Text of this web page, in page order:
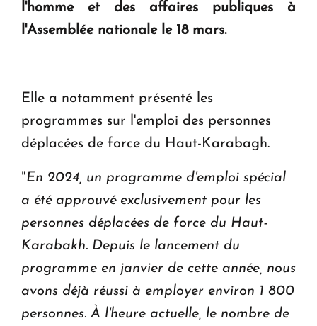
l'homme et des affaires publiques à
l'Assemblée nationale le 18 mars.
Elle a notamment présenté les
programmes sur l'emploi des personnes
déplacées de force du Haut-Karabagh.
"En 2024, un programme d'emploi spécial
a été approuvé exclusivement pour les
personnes déplacées de force du Haut-
Karabakh. Depuis le lancement du
programme en janvier de cette année, nous
avons déjà réussi à employer environ 1 800
personnes. À l'heure actuelle, le nombre de